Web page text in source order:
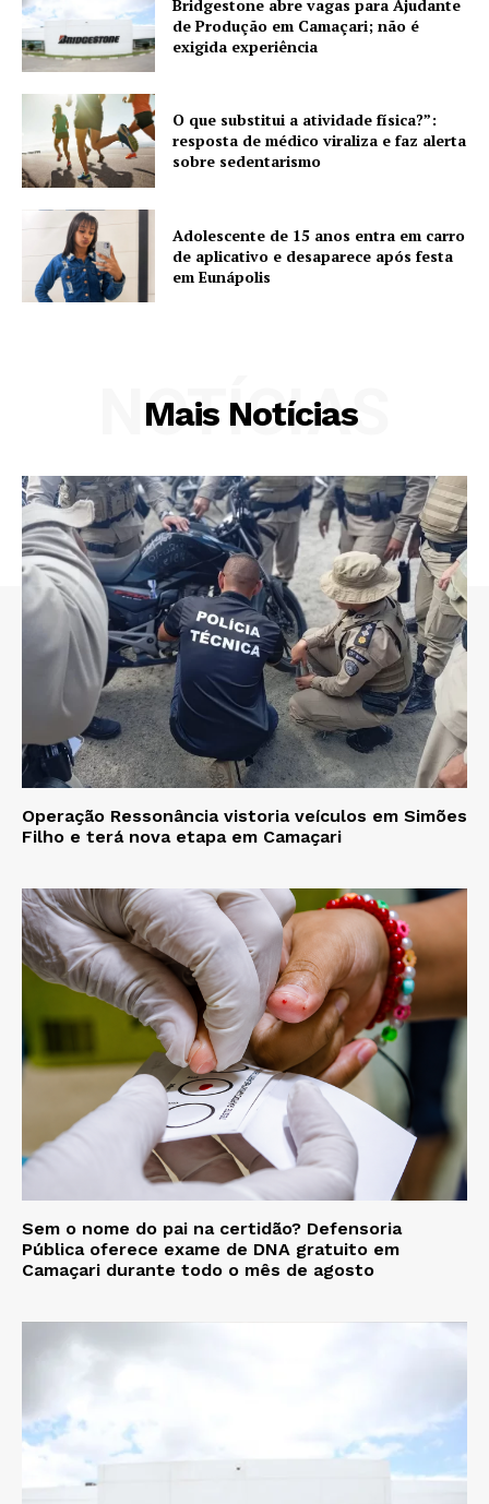
Bridgestone abre vagas para Ajudante
de Produção em Camaçari; não é
exigida experiência
O que substitui a atividade física?”:
resposta de médico viraliza e faz alerta
sobre sedentarismo
Adolescente de 15 anos entra em carro
de aplicativo e desaparece após festa
em Eunápolis
Mais Notícias
NOTÍCIAS
Operação Ressonância vistoria veículos em Simões
Filho e terá nova etapa em Camaçari
Sem o nome do pai na certidão? Defensoria
Pública oferece exame de DNA gratuito em
Camaçari durante todo o mês de agosto